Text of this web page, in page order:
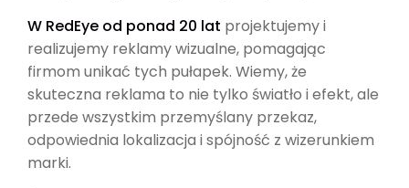
W RedEye od ponad 20 lat projektujemy i
realizujemy reklamy wizualne, pomagając
firmom unikać tych pułapek. Wiemy, że
skuteczna reklama to nie tylko światło i efekt, ale
przede wszystkim przemyślany przekaz,
odpowiednia lokalizacja i spójność z wizerunkiem
marki.